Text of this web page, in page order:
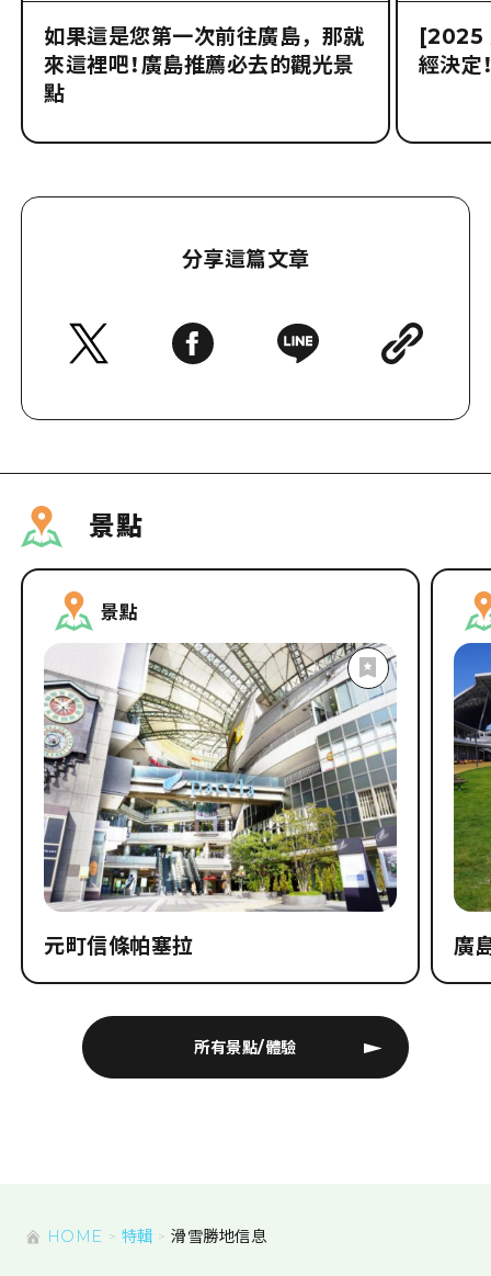
如果這是您第一次前往廣島，那就
來這裡吧！廣島推薦必去的觀光景
點
[2025
經決定
分享這篇文章
景點
所有景點/體驗
景點
元町信條帕塞拉 廣
HOME 特輯 滑雪勝地信息